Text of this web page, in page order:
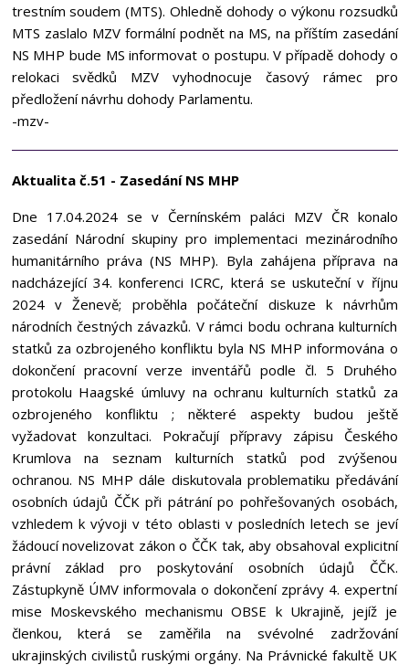
trestním soudem (MTS). Ohledně dohody o výkonu rozsudků
MTS zaslalo MZV formální podnět na MS, na příštím zasedání
NS MHP bude MS informovat o postupu. V případě dohody o
relokaci svědků MZV vyhodnocuje časový rámec pro
předložení návrhu dohody Parlamentu.
-mzv-
Aktualita č.51 - Zasedání NS MHP
Dne 17.04.2024 se v Černínském paláci MZV ČR konalo
zasedání Národní skupiny pro implementaci mezinárodního
humanitárního práva (NS MHP). Byla zahájena příprava na
nadcházející 34. konferenci ICRC, která se uskuteční v říjnu
2024 v Ženevě; proběhla počáteční diskuze k návrhům
národních čestných závazků. V rámci bodu ochrana kulturních
statků za ozbrojeného konfliktu byla NS MHP informována o
dokončení pracovní verze inventářů podle čl. 5 Druhého
protokolu Haagské úmluvy na ochranu kulturních statků za
ozbrojeného konfliktu ; některé aspekty budou ještě
vyžadovat konzultaci. Pokračují přípravy zápisu Českého
Krumlova na seznam kulturních statků pod zvýšenou
ochranou. NS MHP dále diskutovala problematiku předávání
osobních údajů ČČK při pátrání po pohřešovaných osobách,
vzhledem k vývoji v této oblasti v posledních letech se jeví
žádoucí novelizovat zákon o ČČK tak, aby obsahoval explicitní
právní základ pro poskytování osobních údajů ČČK.
Zástupkyně ÚMV informovala o dokončení zprávy 4. expertní
mise Moskevského mechanismu OBSE k Ukrajině, jejíž je
členkou, která se zaměřila na svévolné zadržování
ukrajinských civilistů ruskými orgány. Na Právnické fakultě UK